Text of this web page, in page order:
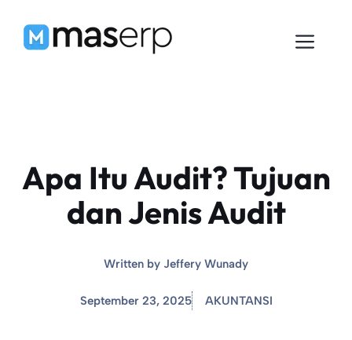
Apa Itu Audit? Tujuan
dan Jenis Audit
Written by Jeffery Wunady
September 23, 2025 AKUNTANSI